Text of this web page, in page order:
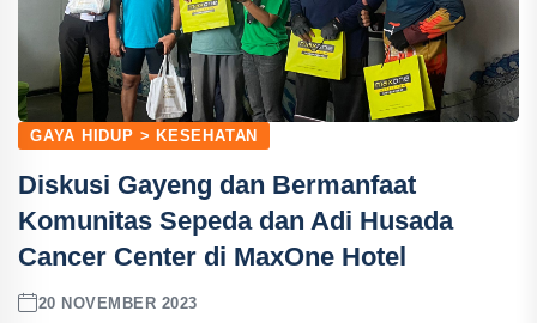
GAYA HIDUP > KESEHATAN
Diskusi Gayeng dan Bermanfaat
Komunitas Sepeda dan Adi Husada
Cancer Center di MaxOne Hotel
20 NOVEMBER 2023